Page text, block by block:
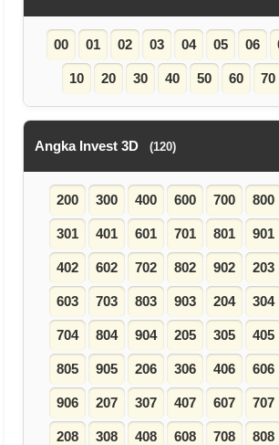
00 01 02 03 04 05 06
10 20 30 40 50 60 70
Angka Invest 3D (120)
200 300 400 600 700 800
301 401 601 701 801 901
402 602 702 802 902 203
603 703 803 903 204 304
704 804 904 205 305 405
805 905 206 306 406 606
906 207 307 407 607 707
208 308 408 608 708 808